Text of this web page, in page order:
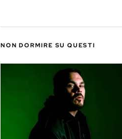
NON DORMIRE SU QUESTI